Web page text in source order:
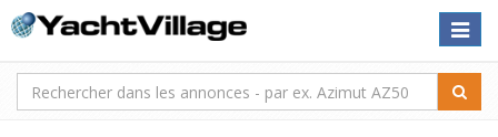
Toggle